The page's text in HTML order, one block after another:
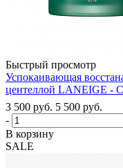
Быстрый просмотр
Успокаивающая
центеллой LANEIGE -
3 500 руб. 5 500 руб.
-
В корзину
SALE